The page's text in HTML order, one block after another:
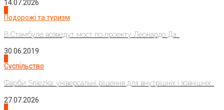
14.07.2026
Подорожі та туризм
В Стамбуле возведут мост по проекту Леонардо Да...
30.06.2019
Суспільство
Фарби Sniezka: універсальні рішення для внутрішніх і зовнішніх...
27.07.2026